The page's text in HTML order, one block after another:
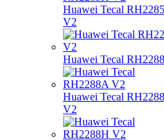
Huawei Tecal
V2
Huawei Tecal
Huawei Tecal
V2